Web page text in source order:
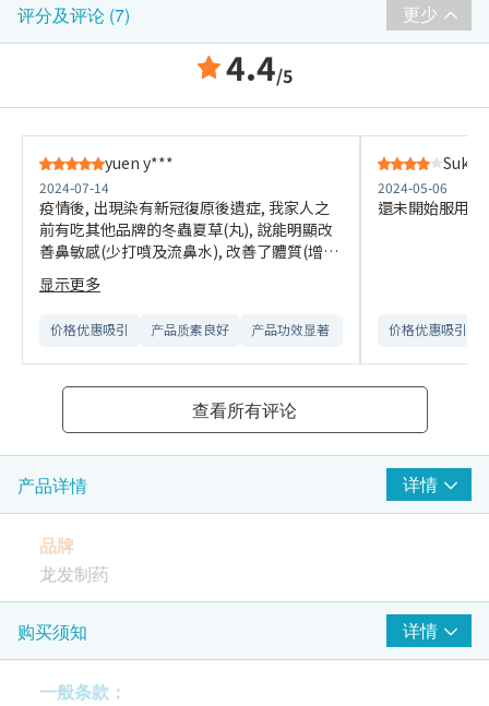
评分及评论 (7) 更少
4.4/5
yuen y***
2024-07-14
疫情後, 出現染有新冠復原後遺症, 我家人之
前有吃其他品牌的冬蟲夏草(丸), 說能明顯改
善鼻敏感(少打噴及流鼻水), 改善了體質(增強,
少了染病), 所以看到龍發製藥有出, 價格還相
宜, 就買了6盒試試, 暫時早晚 1次，每次1粒
显示更多
价格优惠吸引 产品质素良好 产品功效显著 订购流程顺畅 网站
Suk
2024-05-06
還未開始服用
价格优惠吸引
查看所有评论
产品详情 详情
品牌
龙发制药
包装
每盒1瓶，每瓶60粒，每粒净重400毫克，每盒净重24
克
购买须知 详情
一般条款：